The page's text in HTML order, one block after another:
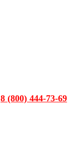
8 (800) 444-73-69